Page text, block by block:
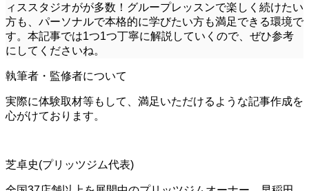
ィススタジオがが多数！グループレッスンで楽しく続けたい
方も、パーソナルで本格的に学びたい方も満足できる環境で
す。本記事では1つ1つ丁寧に解説していくので、ぜひ参考
にしてくださいね。
執筆者・監修者について
実際に体験取材等もして、満足いただけるような記事作成を
心がけております。
芝卓史(プリッツジム代表)